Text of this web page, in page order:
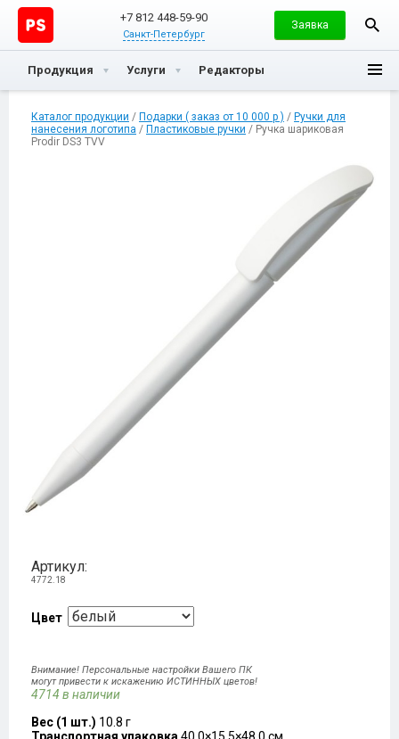
+7 812 448-59-90
Санкт-Петербург
Заявка
Продукция Услуги Редакторы
Каталог продукции / Подарки ( заказ от 10 000 р ) / Ручки для
нанесения логотипа / Пластиковые ручки / Ручка шариковая
Prodir DS3 TVV
Артикул:
4772.18
Цвет
Внимание! Персональные настройки Вашего ПК
могут привести к искажению ИСТИННЫХ цветов!
4714 в наличии
Вес (1 шт.) 10.8 г